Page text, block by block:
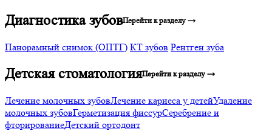
Диагностика зубовПерейти к разделу →
Панорамный снимок (ОПТГ) КТ зубов Рентген зуба
Детская стоматологияПерейти к разделу →
Лечение молочных зубовЛечение кариеса у детейУдаление
молочных зубовГерметизация фиссурСеребрение и
фторированиеДетский ортодонт